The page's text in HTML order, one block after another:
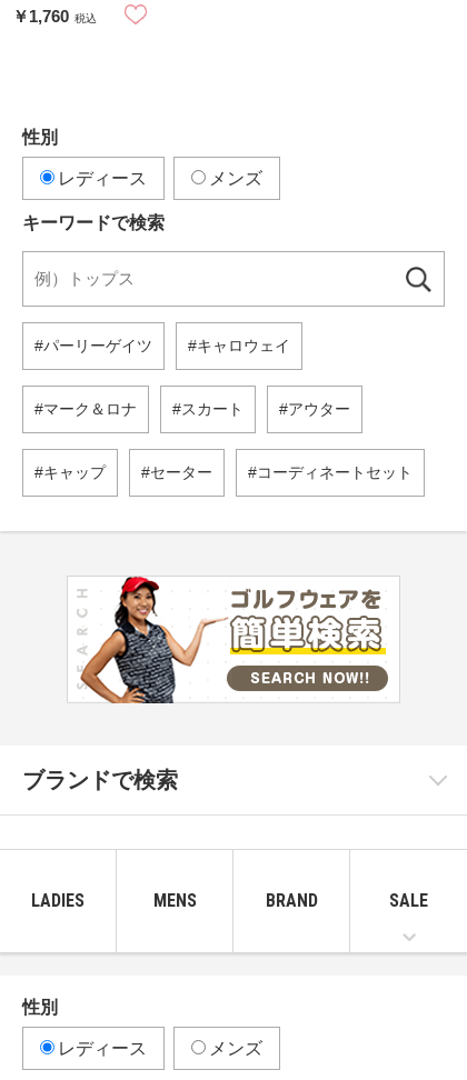
￥1,760 税込
性別
レディース メンズ
キーワードで検索
パーリーゲイツ キャロウェイ
マーク＆ロナ スカート アウター
キャップ セーター コーディネートセット
ブランドで検索
LADIES MENS BRAND SALE
性別
レディース メンズ